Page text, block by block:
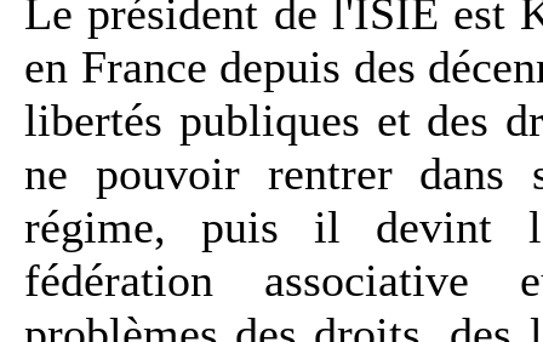
Le président de l'ISIE est
en France depuis des
libertés publiques et des
ne pouvoir rentrer dans
régime, puis il devint
fédération associative